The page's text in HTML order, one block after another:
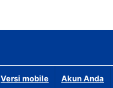
Versi mobile Akun Anda